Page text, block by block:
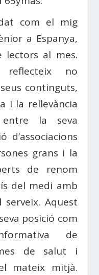
com el mig
a Espanya,
lectors al mes.
reflecteix no
continguts,
i la rellevància
la seva
d’associacions
grans i la
de renom
del medi amb
Aquest
posició com
de
de salut i
mateix mitjà.